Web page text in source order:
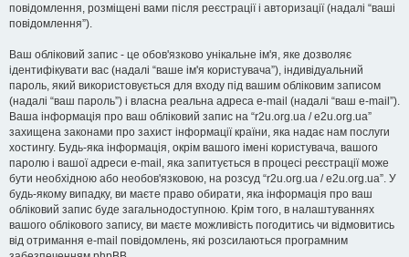
повідомлення, розміщені вами після реєстрації і авторизації (надалі “ваші
повідомлення”).
Ваш обліковий запис - це обов'язково унікальне ім'я, яке дозволяє
ідентифікувати вас (надалі “ваше ім'я користувача”), індивідуальний
пароль, який використовується для входу під вашим обліковим записом
(надалі “ваш пароль”) і власна реальна адреса e-mail (надалі “ваш e-mail”).
Ваша інформація про ваш обліковий запис на “r2u.org.ua / e2u.org.ua”
захищена законами про захист інформації країни, яка надає нам послуги
хостингу. Будь-яка інформація, окрім вашого імені користувача, вашого
паролю і вашої адреси e-mail, яка запитується в процесі реєстрації може
бути необхідною або необов'язковою, на розсуд “r2u.org.ua / e2u.org.ua”. У
будь-якому випадку, ви маєте право обирати, яка інформація про ваш
обліковий запис буде загальнодоступною. Крім того, в налаштуваннях
вашого облікового запису, ви маєте можливість погодитись чи відмовитись
від отримання e-mail повідомлень, які розсилаються програмним